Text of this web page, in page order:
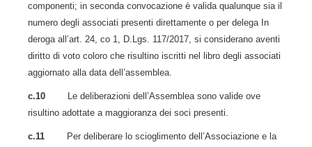
componenti; in seconda convocazione è valida qualunque sia il
numero degli associati presenti direttamente o per delega In
deroga all’art. 24, co 1, D.Lgs. 117/2017, si considerano aventi
diritto di voto coloro che risultino iscritti nel libro degli associati
aggiornato alla data dell’assemblea.
c.10 Le deliberazioni dell’Assemblea sono valide ove
risultino adottate a maggioranza dei soci presenti.
c.11 Per deliberare lo scioglimento dell’Associazione e la